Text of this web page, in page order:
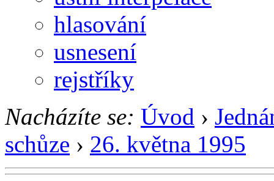
hlasování
usnesení
rejstříky
Nacházíte se: Úvod ›
schůze › 26. května 1995